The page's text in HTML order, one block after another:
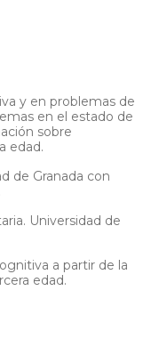
y en problemas de
en el estado de
sobre
edad.
de Granada con
Universidad de
a partir de la
edad.